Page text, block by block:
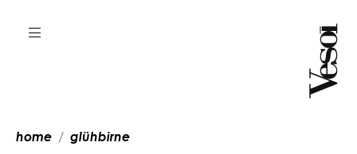
home glühbirne